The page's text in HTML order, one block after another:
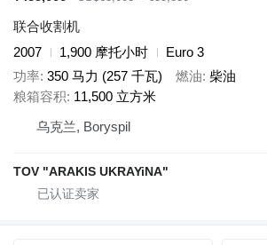
联合收割机
2007
1,900 摩托小时
Euro 3
功率 350 马力 (257 千瓦) 燃油 柴油
粮箱容积 11,500 立方米
乌克兰, Boryspil
TOV "ARAKIS UKRAYiNA"